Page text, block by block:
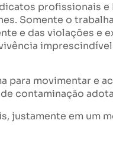
profissionais e
Somente o
e das violações e
para movimentar e
contaminação
justamente em um